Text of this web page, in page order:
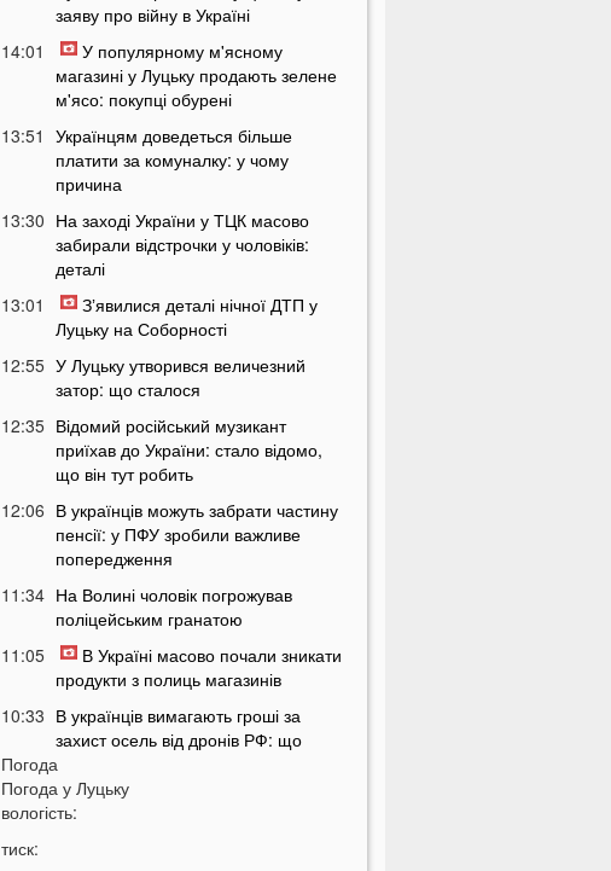
заяву про війну в Україні
14:01
У популярному м'ясному
магазині у Луцьку продають зелене
м'ясо: покупці обурені
13:51
Українцям доведеться більше
платити за комуналку: у чому
причина
13:30 На заході України у ТЦК масово
забирали відстрочки у чоловіків:
деталі
13:01
Зʼявилися деталі нічної ДТП у
Луцьку на Соборності
12:55 У Луцьку утворився величезний
затор: що сталося
12:35 Відомий російський музикант
приїхав до України: стало відомо,
що він тут робить
12:06 В українців можуть забрати частину
пенсії: у ПФУ зробили важливе
попередження
11:34 На Волині чоловік погрожував
поліцейським гранатою
11:05
В Україні масово почали зникати
продукти з полиць магазинів
10:33 В українців вимагають гроші за
захист осель від дронів РФ: що
відбувається
10:04 ТЦК отримають нові дані про
українців: під контроль потраплять
Погода
Погода у Луцьку
вологість:
тиск: